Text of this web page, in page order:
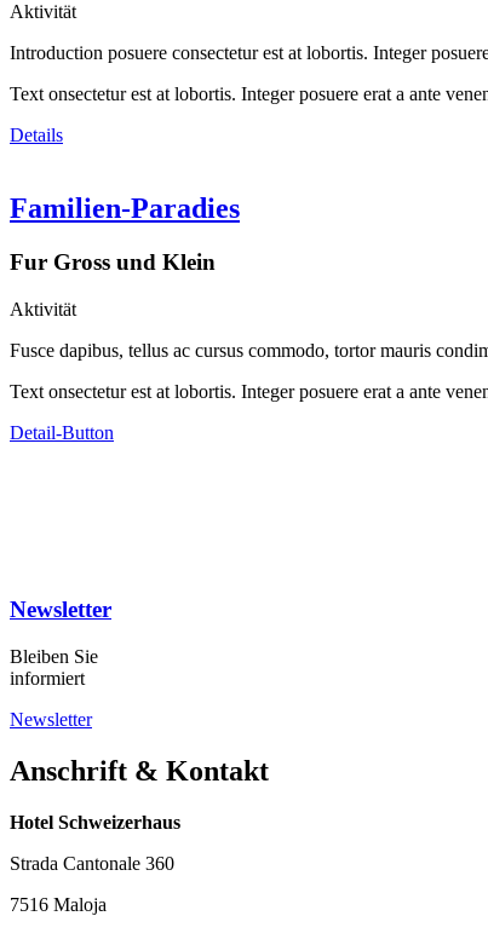
Aktivität
Introduction posuere consectetur est at lobortis. Integer
Text onsectetur est at lobortis. Integer posuere erat a ante
Details
Familien-Paradies
Fur Gross und Klein
Aktivität
Fusce dapibus, tellus ac cursus commodo, tortor mauris
Text onsectetur est at lobortis. Integer posuere erat a ante
Detail-Button
Newsletter
Bleiben Sie
informiert
Newsletter
Anschrift & Kontakt
Hotel Schweizerhaus
Strada Cantonale 360
7516 Maloja